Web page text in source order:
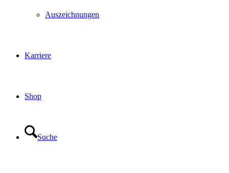
Auszeichnungen
Karriere
Shop
Suche